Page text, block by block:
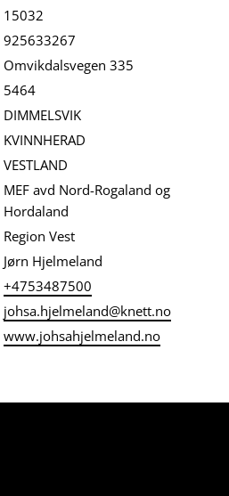
15032
925633267
Omvikdalsvegen 335
5464
DIMMELSVIK
KVINNHERAD
VESTLAND
MEF avd Nord-Rogaland og
Hordaland
Region Vest
Jørn Hjelmeland
+4753487500
johsa.hjelmeland@knett.no
www.johsahjelmeland.no